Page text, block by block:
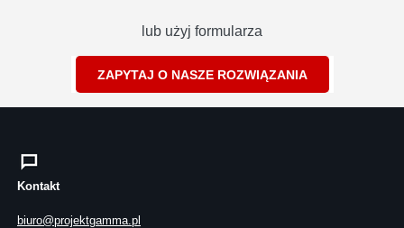
lub użyj formularza
ZAPYTAJ O NASZE ROZWIĄZANIA
Kontakt
biuro@projektgamma.pl